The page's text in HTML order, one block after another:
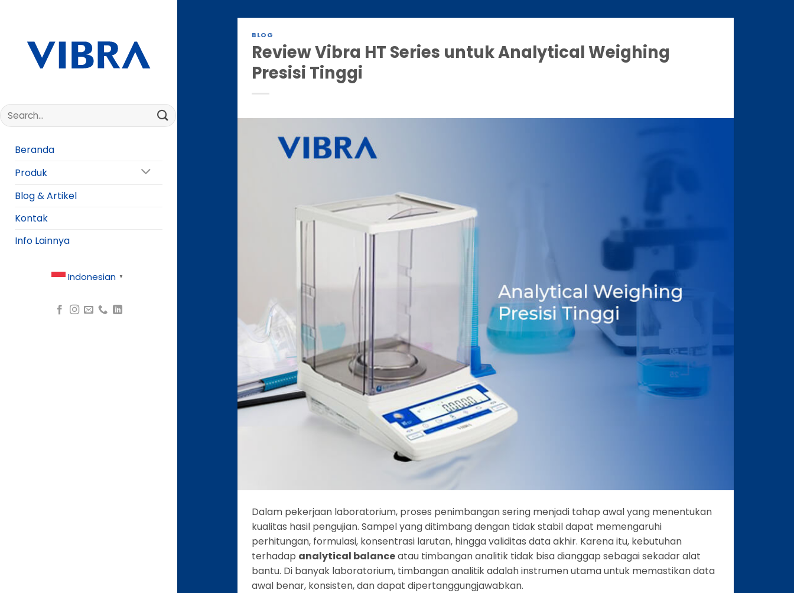
BLOG
Review Vibra HT Series untuk Analytical Weighing
Presisi Tinggi
Dalam pekerjaan laboratorium, proses penimbangan sering menjadi tahap awal yang menentukan
kualitas hasil pengujian. Sampel yang ditimbang dengan tidak stabil dapat memengaruhi
perhitungan, formulasi, konsentrasi larutan, hingga validitas data akhir. Karena itu, kebutuhan
terhadap analytical balanceatau timbangan analitik tidak bisa dianggap sebagai sekadar alat
bantu. Di banyak laboratorium, timbangan analitik adalah instrumen utama untuk memastikan data
awal benar, konsisten, dan dapat dipertanggungjawabkan.
Beranda
Produk
Blog & Artikel
Kontak
Info Lainnya
Indonesian ▼